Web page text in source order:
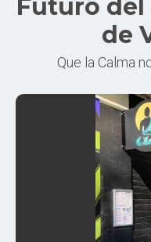
Futuro del
de
Que la Calma